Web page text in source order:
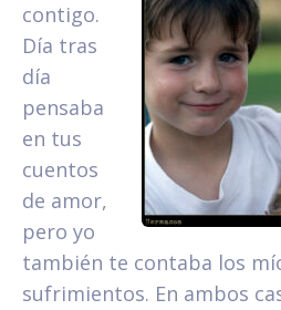
contigo.
Día tras
día
pensaba
en tus
cuentos
de amor,
pero yo
también te contaba los
sufrimientos. En ambos